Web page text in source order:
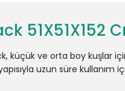
51X51X152
küçük ve orta boy kuşlar
uzun süre kullanım